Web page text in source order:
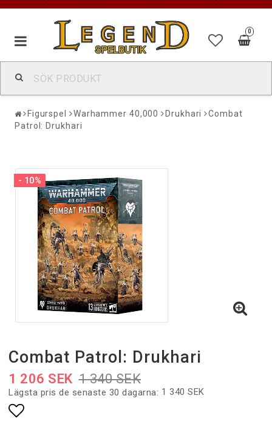
0
Figurspel Warhammer 40,000 Drukhari
Combat
Patrol: Drukhari
- 10%
Combat Patrol: Drukhari
1 340 SEK
1 206 SEK
Lägsta pris de senaste 30 dagarna 1 340 SEK